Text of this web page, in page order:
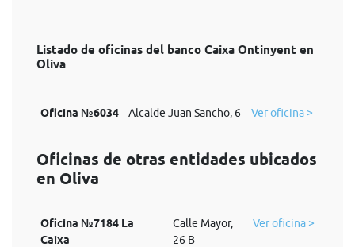
Listado de oficinas del banco Caixa Ontinyent en
Oliva
Oficina №6034 Alcalde Juan Sancho, 6 Ver oficina >
Oficinas de otras entidades ubicados
en Oliva
Oficina №7184 La
Caixa
Calle Mayor,
26 B
Ver oficina >